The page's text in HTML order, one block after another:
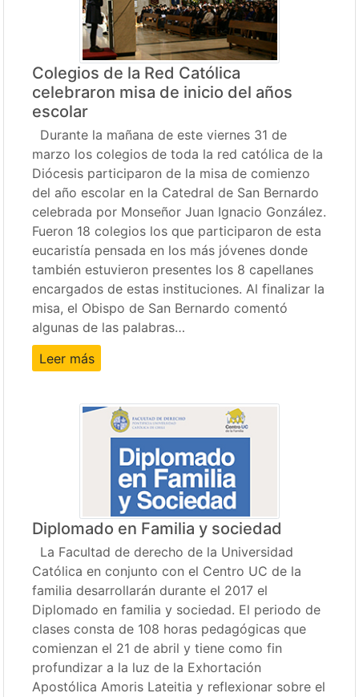
Colegios de la Red Católica
celebraron misa de inicio del años
escolar
Durante la mañana de este viernes 31 de
marzo los colegios de toda la red católica de la
Diócesis participaron de la misa de comienzo
del año escolar en la Catedral de San Bernardo
celebrada por Monseñor Juan Ignacio González.
Fueron 18 colegios los que participaron de esta
eucaristía pensada en los más jóvenes donde
también estuvieron presentes los 8 capellanes
encargados de estas instituciones. Al finalizar la
misa, el Obispo de San Bernardo comentó
algunas de las palabras…
Leer más
Diplomado en Familia y sociedad
La Facultad de derecho de la Universidad
Católica en conjunto con el Centro UC de la
familia desarrollarán durante el 2017 el
Diplomado en familia y sociedad. El periodo de
clases consta de 108 horas pedagógicas que
comienzan el 21 de abril y tiene como fin
profundizar a la luz de la Exhortación
Apostólica Amoris Lateitia y reflexionar sobre el